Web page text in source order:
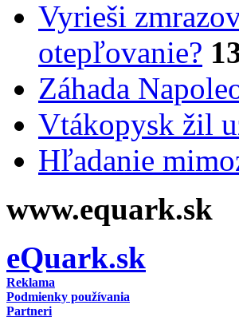
Vyrieši
otepľovanie?
Záhada
Vtákopysk žil
Hľadanie
www.equark.sk
eQuark.sk
Reklama
Podmienky používania
Partneri